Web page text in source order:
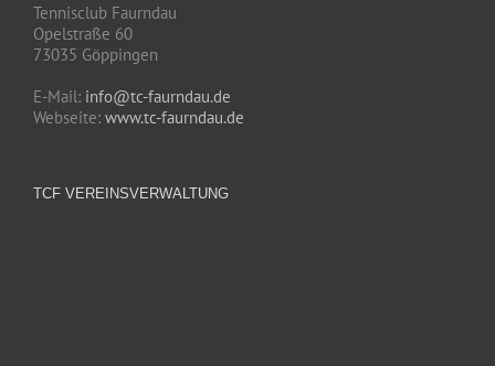
Tennisclub Faurndau
Opelstraße 60
73035 Göppingen
E-Mail: info@tc-faurndau.de
Webseite: www.tc-faurndau.de
TCF VEREINSVERWALTUNG